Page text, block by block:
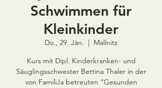
Schwimmen für
Kleinkinder
Do., 29. Jän.
  |
Mallnitz
Kurs mit Dipl. Kinderkranken- und
Säuglingsschwester Bettina Thaler in der
von FamiliJa betreuten “Gesunden